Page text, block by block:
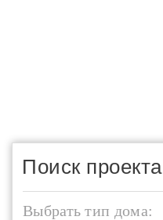
Поиск проекта
Выбрать тип дома: